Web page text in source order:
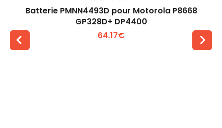
Batterie PMNN4493D pour Motorola P8668
GP328D+ DP4400
64.17€